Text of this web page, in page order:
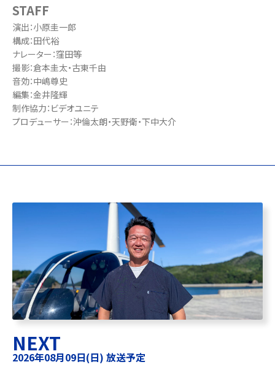
STAFF
演出：小原圭一郎
構成：田代裕
ナレーター：窪田等
撮影：倉本圭太・古東千由
音効：中嶋尊史
編集：金井隆輝
制作協力：ビデオユニテ
プロデューサー：沖倫太朗・天野衛・下中大介
NEXT
2026年08月09日(日) 放送予定